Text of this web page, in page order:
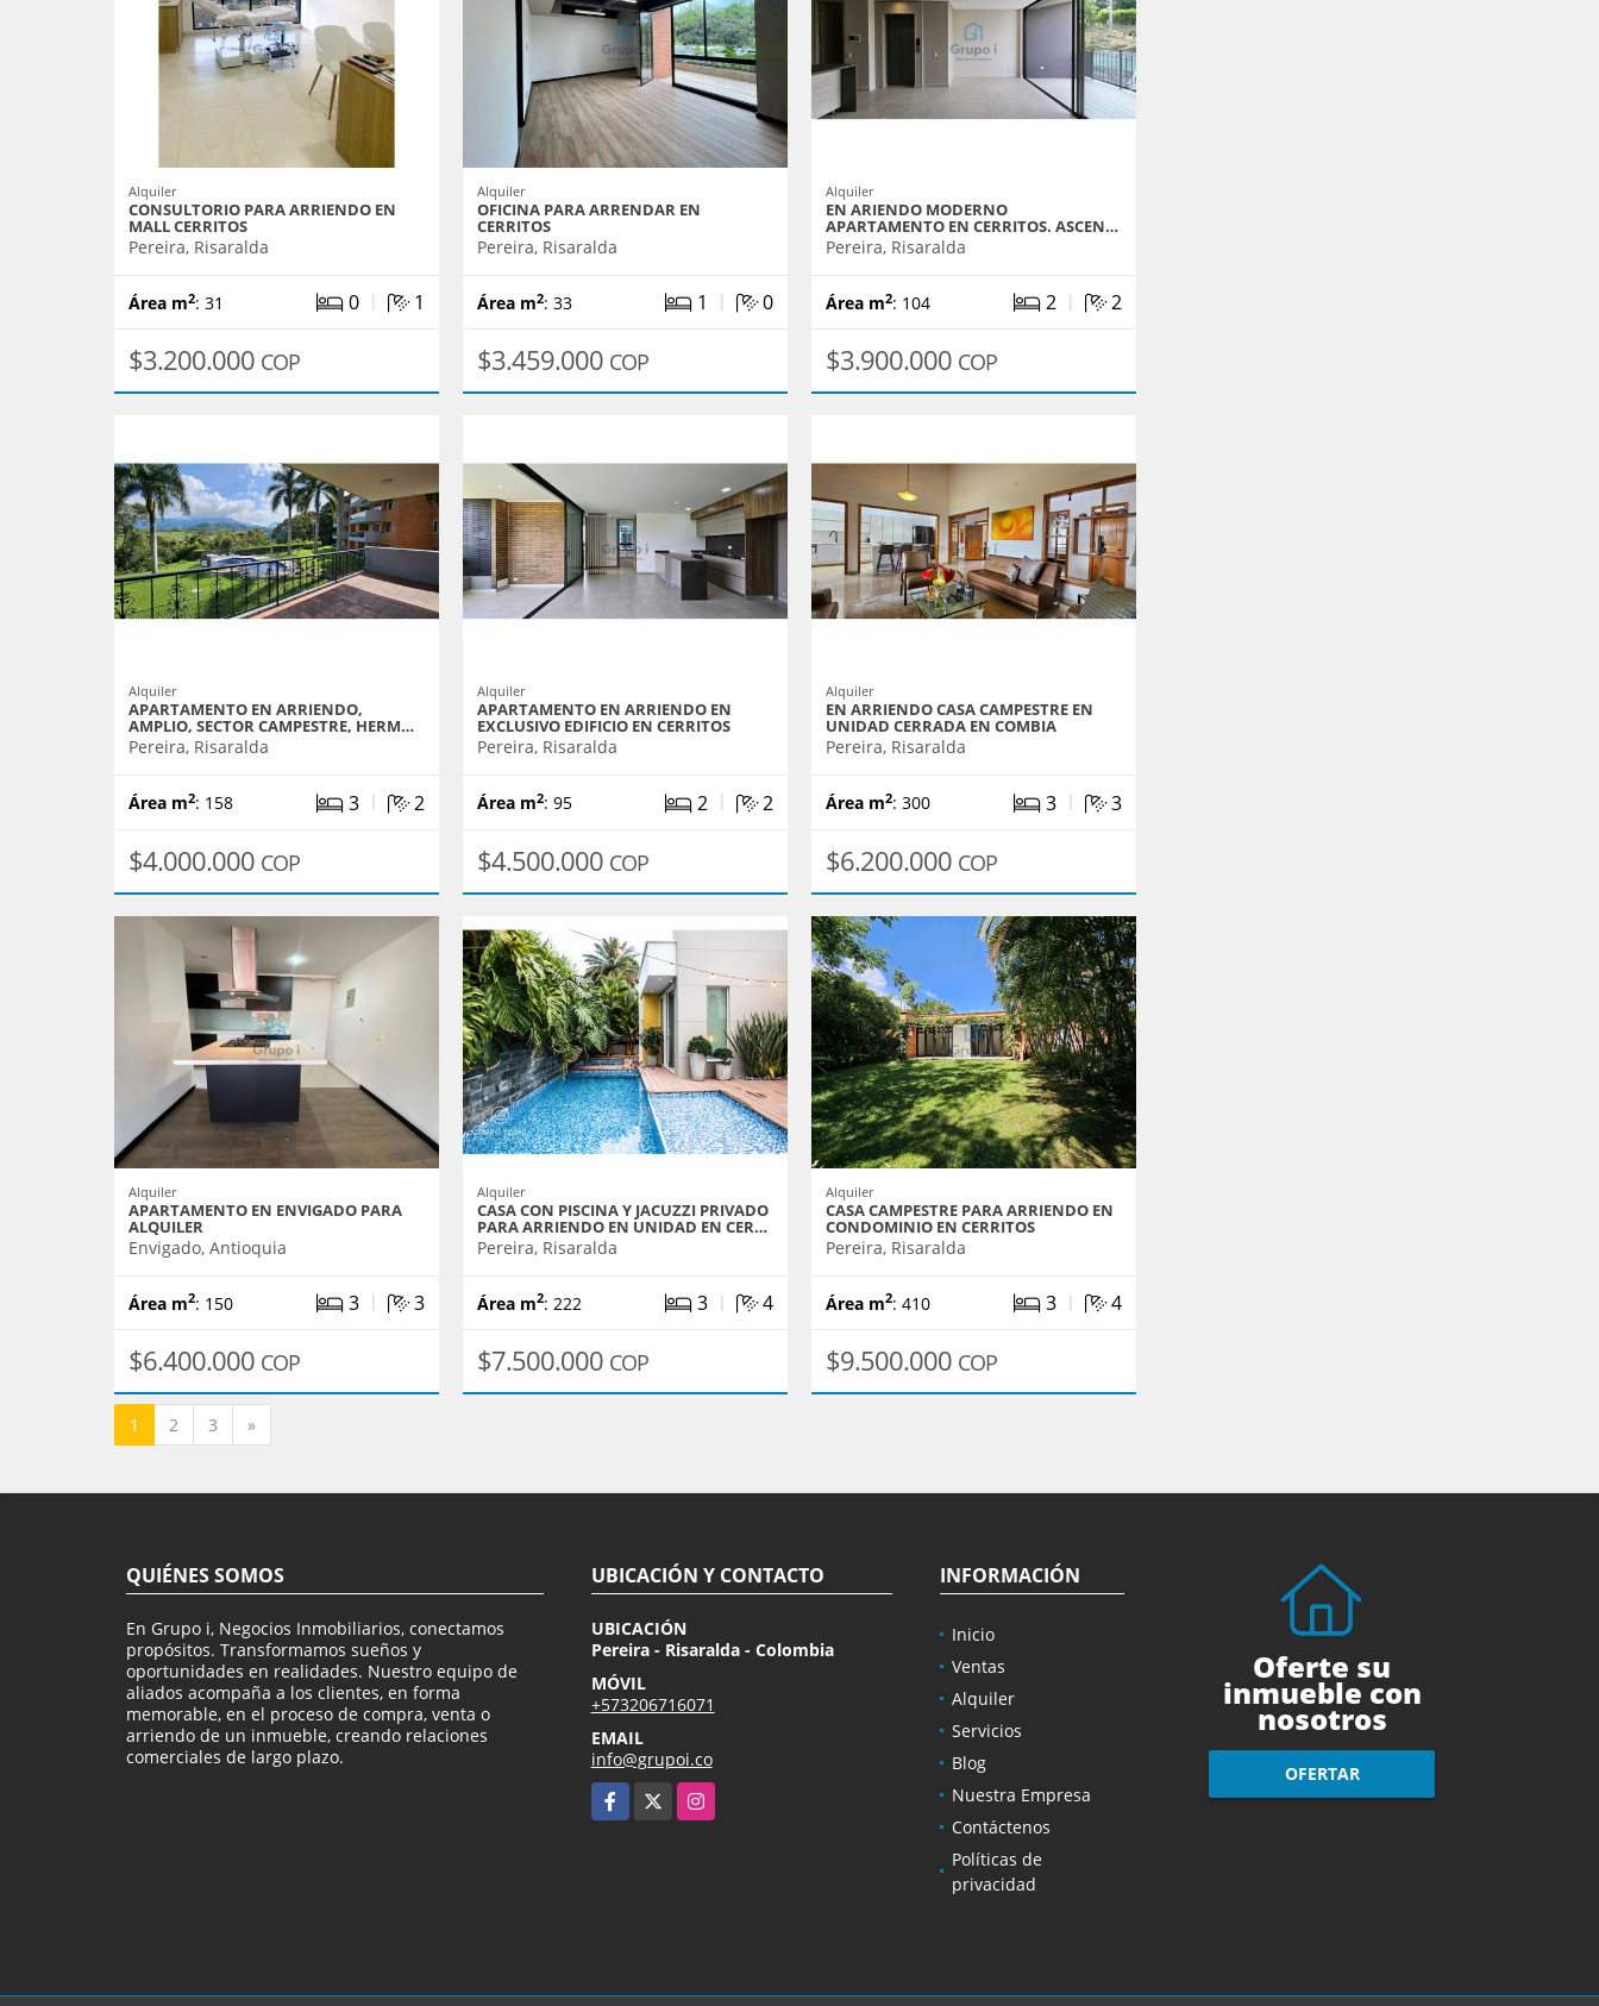
Alquiler
CONSULTORIO PARA ARRIENDO EN
MALL CERRITOS
Pereira, Risaralda
Área m2: 31 0| 1
$3.200.000 COP
Alquiler
OFICINA PARA ARRENDAR EN
CERRITOS
Pereira, Risaralda
Área m2: 33 1 | 0
$3.459.000 COP
Alquiler
EN ARIENDO MODERNO
APARTAMENTO EN CERRITOS. ASCEN…
Pereira, Risaralda
Área m2: 104 2 | 2
$3.900.000 COP
Alquiler
APARTAMENTO EN ARRIENDO,
AMPLIO, SECTOR CAMPESTRE, HERM…
Pereira, Risaralda
Área m2: 158 3| 2
$4.000.000 COP
Alquiler
APARTAMENTO EN ARRIENDO EN
EXCLUSIVO EDIFICIO EN CERRITOS
Pereira, Risaralda
Área m2: 95 2 | 2
$4.500.000 COP
Alquiler
EN ARRIENDO CASA CAMPESTRE EN
UNIDAD CERRADA EN COMBIA
Pereira, Risaralda
Área m2: 300 3| 3
$6.200.000 COP
Alquiler
APARTAMENTO EN ENVIGADO PARA
ALQUILER
Envigado, Antioquia
Área m2: 150 3| 3
$6.400.000 COP
Alquiler
CASA CON PISCINA Y JACUZZI PRIVADO
PARA ARRIENDO EN UNIDAD EN CER…
Pereira, Risaralda
Área m2: 222 3| 4
$7.500.000 COP
Alquiler
CASA CAMPESTRE PARA ARRIENDO EN
CONDOMINIO EN CERRITOS
Pereira, Risaralda
Área m2: 410 3| 4
$9.500.000 COP
1 2 3 »
QUIÉNES SOMOS
En Grupo i, Negocios Inmobiliarios, conectamos
propósitos. Transformamos sueños y
oportunidades en realidades. Nuestro equipo de
aliados acompaña a los clientes, en forma
memorable, en el proceso de compra, venta o
arriendo de un inmueble, creando relaciones
comerciales de largo plazo.
UBICACIÓN Y CONTACTO
UBICACIÓN
Pereira - Risaralda - Colombia
MÓVIL
+573206716071
EMAIL
info@grupoi.co
Facebook
Instagram
INFORMACIÓN
Inicio
Ventas
Alquiler
Servicios
Blog
Nuestra Empresa
Contáctenos
Políticas de
privacidad
Oferte su
inmueble con
nosotros
OFERTAR